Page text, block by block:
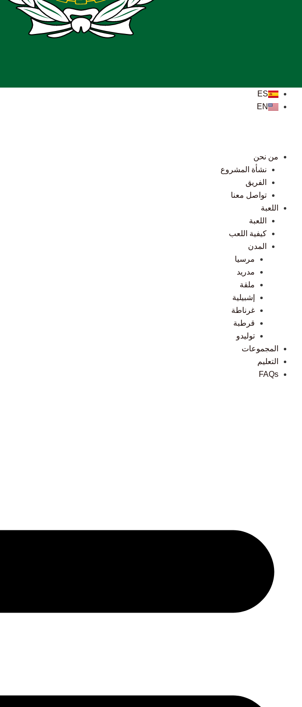
ES
EN
من نحن
نشأة المشروع
الفريق
تواصل معنا
اللعبة
اللعبة
كيفية اللعب
المدن
مرسيا
مدريد
ملقة
إشبيلية
غرناطة
قرطبة
توليدو
المجموعات
التعليم
FAQs